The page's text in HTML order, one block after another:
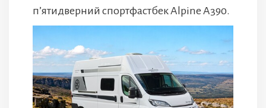
п’ятидверний спортфастбек Alpine A390.